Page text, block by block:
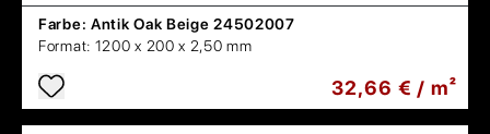
Farbe: Antik Oak Beige 24502007
Format: 1200 x 200 x 2,50 mm
32,66 € / m²